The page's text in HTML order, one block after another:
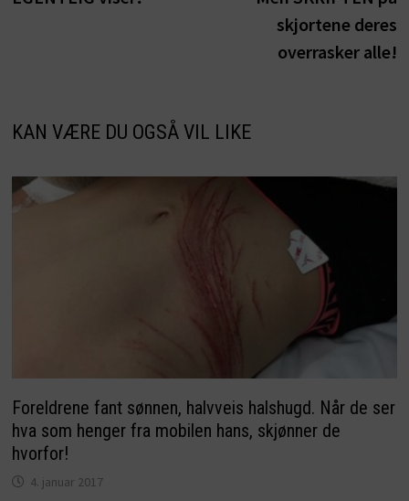
skjortene deres
overrasker alle!
KAN VÆRE DU OGSÅ VIL LIKE
Foreldrene fant sønnen, halvveis halshugd. Når de ser
hva som henger fra mobilen hans, skjønner de
hvorfor!
4. januar 2017